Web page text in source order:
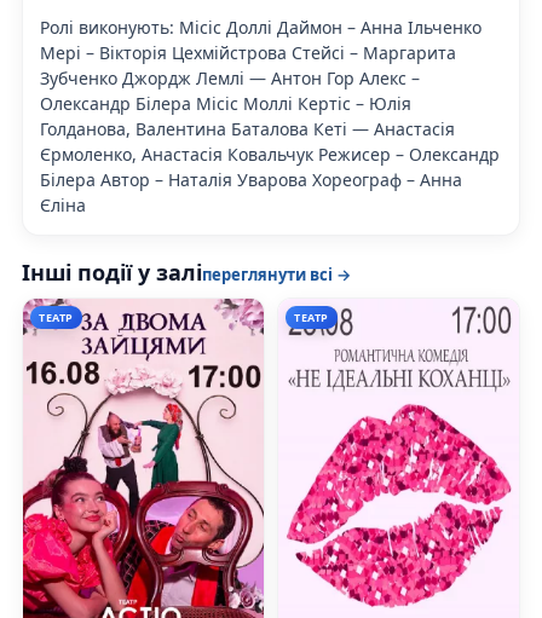
Ролі виконують: Місіс Доллі Даймон – Анна Ільченко
Мері – Вікторія Цехмійстрова Стейсі – Маргарита
Зубченко Джордж Лемлі — Антон Гор Алекс –
Олександр Білера Місіс Моллі Кертіс – Юлія
Голданова, Валентина Баталова Кеті — Анастасія
Єрмоленко, Анастасія Ковальчук Режисер – Олександр
Білера Автор – Наталія Уварова Хореограф – Анна
Єліна
Інші події у заліпереглянути всі →
ТЕАТР ТЕАТР